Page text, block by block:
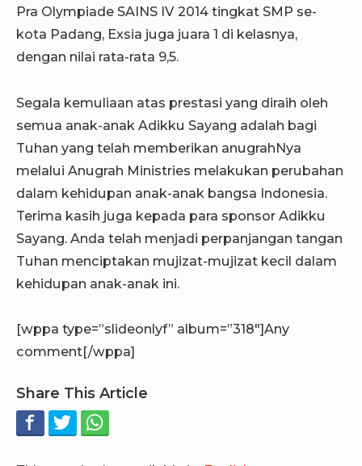
Pra Olympiade SAINS IV 2014 tingkat SMP se-
kota Padang, Exsia juga juara 1 di kelasnya,
dengan nilai rata-rata 9,5.
Segala kemuliaan atas prestasi yang diraih oleh
semua anak-anak Adikku Sayang adalah bagi
Tuhan yang telah memberikan anugrahNya
melalui Anugrah Ministries melakukan perubahan
dalam kehidupan anak-anak bangsa Indonesia.
Terima kasih juga kepada para sponsor Adikku
Sayang. Anda telah menjadi perpanjangan tangan
Tuhan menciptakan mujizat-mujizat kecil dalam
kehidupan anak-anak ini.
[wppa type=”slideonlyf” album=”318″]Any
comment[/wppa]
Share This Article